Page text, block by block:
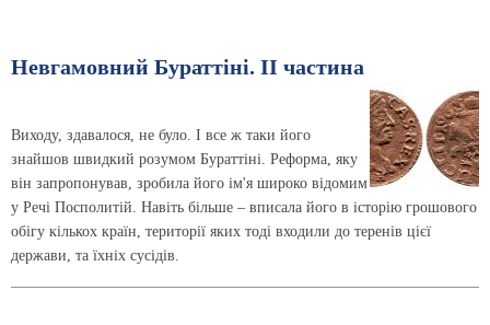
Невгамовний Бураттіні. II частина
Виходу, здавалося, не було. І все ж таки його
знайшов швидкий розумом Бураттіні. Реформа, яку
він запропонував, зробила його ім'я широко відомим
у Речі Посполитій. Навіть більше – вписала його в історію грошового
обігу кількох країн, території яких тоді входили до теренів цієї
держави, та їхніх сусідів.